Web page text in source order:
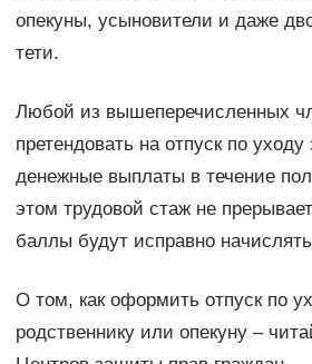
опекуны, усыновители и даже
тети.
Любой из вышеперечисленных
претендовать на отпуск по
денежные выплаты в течение
этом трудовой стаж не
баллы будут исправно
О том, как оформить отпуск по
родственнику или опекуну –